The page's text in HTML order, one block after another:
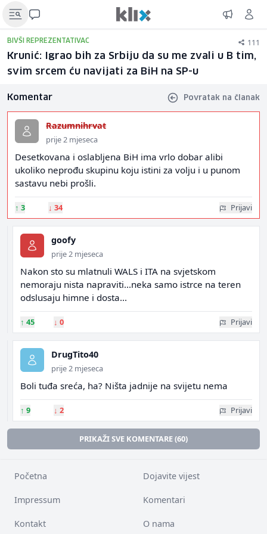
BIVŠI REPREZENTATIVAC 111
Krunić: Igrao bih za Srbiju da su me zvali u B tim,
svim srcem ću navijati za BiH na SP-u
Komentar Povratak na članak
Razumnihrvat
prije 2 mjeseca
Desetkovana i oslabljena BiH ima vrlo dobar alibi
ukoliko neprođu skupinu koju istini za volju i u punom
sastavu nebi prošli.
↑ 3 ↓ 34 Prijavi
goofy
prije 2 mjeseca
Nakon sto su mlatnuli WALS i ITA na svjetskom
nemoraju nista napraviti...neka samo istrce na teren
odslusaju himne i dosta...
↑ 45 ↓ 0 Prijavi
DrugTito40
prije 2 mjeseca
Boli tuđa sreća, ha? Ništa jadnije na svijetu nema
↑ 9 ↓ 2 Prijavi
PRIKAŽI SVE KOMENTARE (60)
Početna Dojavite vijest
Impressum Komentari
Kontakt O nama